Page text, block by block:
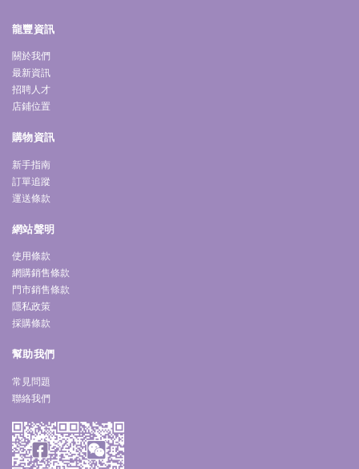
龍豐資訊
關於我們
最新資訊
招聘人才
店鋪位置
購物資訊
新手指南
訂單追蹤
運送條款
網站聲明
使用條款
網購銷售條款
門市銷售條款
隱私政策
採購條款
幫助我們
常見問題
聯絡我們